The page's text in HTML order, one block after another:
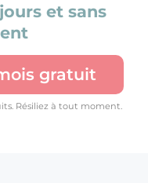
et sans
gratuit
Résiliez à tout moment.